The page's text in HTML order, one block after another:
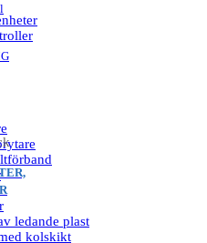
ledande plast
kolskikt